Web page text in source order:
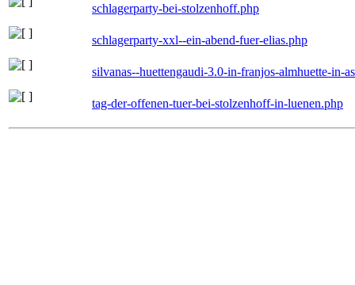
schlagerparty-bei-stolzenhoff.php
schlagerparty-xxl--ein-abend-fuer-elias.php
silvanas--huettengaudi-3.0-in-franjos-almhuette-in-
tag-der-offenen-tuer-bei-stolzenhoff-in-luenen.php